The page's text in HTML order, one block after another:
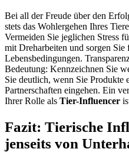
Bei all der Freude über den
stets das Wohlergehen Ihres
Vermeiden Sie jeglichen Stress
mit Dreharbeiten und sorgen Sie
Lebensbedingungen.
Bedeutung: Kennzeichnen Sie
Sie deutlich, wenn Sie Produkte
Partnerschaften eingehen. Ein
Ihrer Rolle als Tier-Influencer
Fazit: Tierische
jenseits von